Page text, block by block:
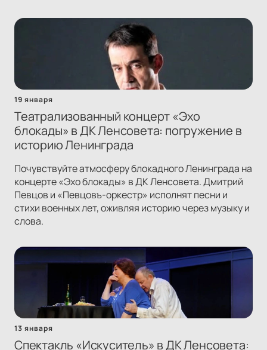
19 января
Театрализованный концерт «Эхо
блокады» в ДК Ленсовета: погружение в
историю Ленинграда
Почувствуйте атмосферу блокадного Ленинграда на
концерте «Эхо блокады» в ДК Ленсовета. Дмитрий
Певцов и «Певцовъ-оркестр» исполнят песни и
стихи военных лет, оживляя историю через музыку и
слова.
13 января
Спектакль «Искуситель» в ДК Ленсовета: